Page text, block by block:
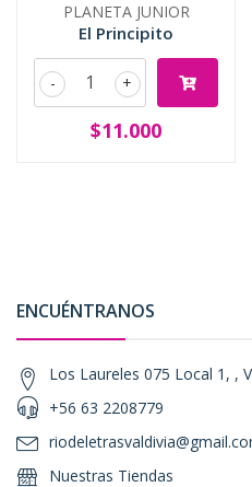
PLANETA JUNIOR
El Principito
+
-
$11.000
ENCUÉNTRANOS
Los Laureles 075 Local 1, ,
+56 63 2208779
Nuestras Tiendas